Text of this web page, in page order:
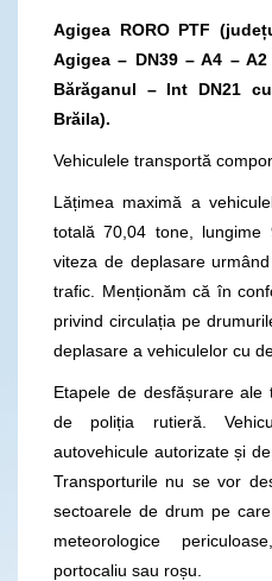
Agigea RORO PTF
Agigea – DN39 – A4 –
Bărăganul – Int DN21
Brăila).
Vehiculele transportă
Lățimea maximă a
totală 70,04 tone, lungime
viteza de deplasare
trafic. Menționăm că în
privind circulația pe
deplasare a vehiculelor cu
Etapele de desfășurare ale
de poliția rutieră.
autovehicule autorizate și
Transporturile nu se vor
sectoarele de drum pe
meteorologice
portocaliu sau roșu.